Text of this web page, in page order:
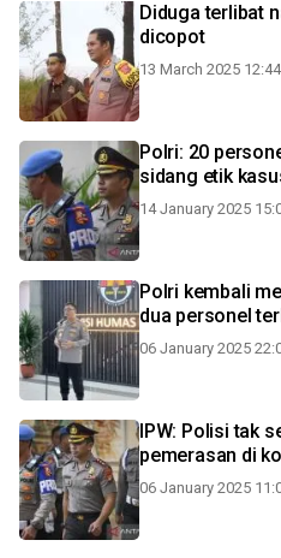
Diduga terlibat
dicopot
13 March 2025
Polri: 20
sidang etik
14 January 2025
Polri kembali
dua personel
06 January 2025
IPW: Polisi tak
pemerasan di
06 January 2025